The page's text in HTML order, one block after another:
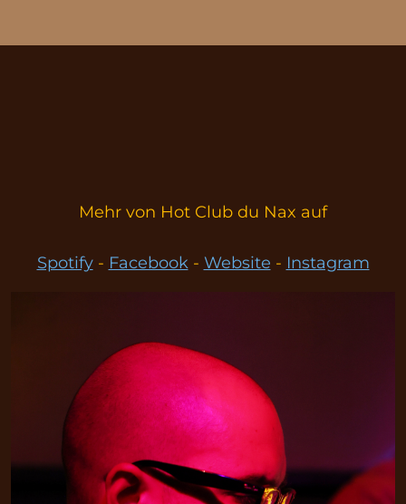
Mehr von Hot Club du Nax auf
Spotify- Facebook- Website - Instagram